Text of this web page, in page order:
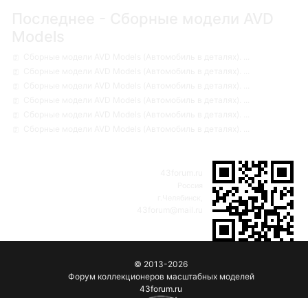
© 2013-2026
Форум коллекционеров масштабных моделей
43forum.ru